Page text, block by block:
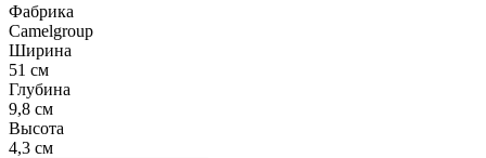
Фабрика
Camelgroup
Ширина
51 см
Глубина
9,8 см
Высота
4,3 см